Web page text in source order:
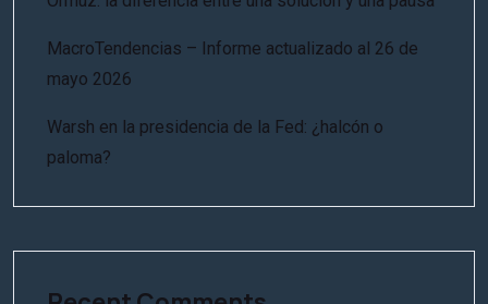
MacroTendencias – Informe actualizado al 26 de
mayo 2026
Warsh en la presidencia de la Fed: ¿halcón o
paloma?